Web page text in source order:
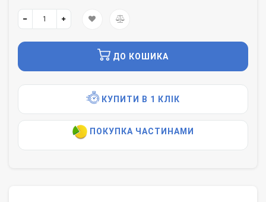
ДО КОШИКА
КУПИТИ В 1 КЛІК
ПОКУПКА ЧАСТИНАМИ